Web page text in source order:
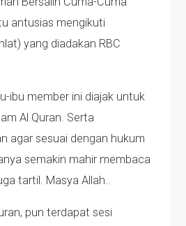
antusias mengikuti
yang diadakan RBC
ibu member ini diajak untuk
Al Quran. Serta
agar sesuai dengan hukum
semakin mahir membaca
tartil. Masya Allah..
pun terdapat sesi